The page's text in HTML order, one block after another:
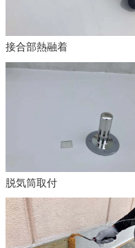
接合部熱融着
脱気筒取付